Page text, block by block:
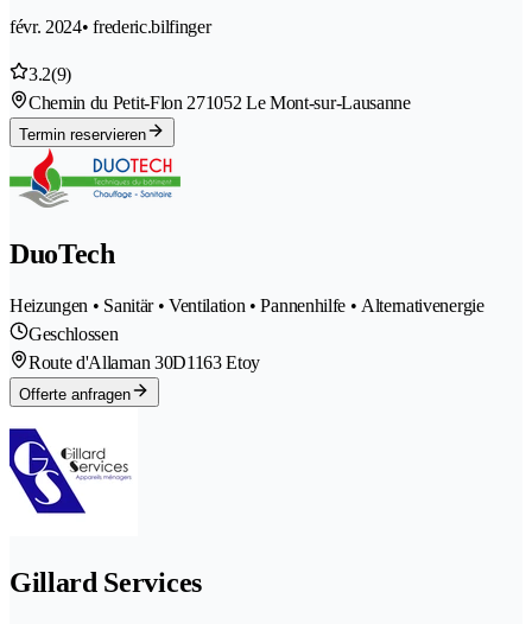
févr. 2024• frederic.bilfinger
3.2(9)
Chemin du Petit-Flon 271052 Le Mont-sur-Lausanne
Termin reservieren
DuoTech
Heizungen • Sanitär • Ventilation • Pannenhilfe • Alternativenergie
Geschlossen
Route d'Allaman 30D1163 Etoy
Offerte anfragen
Gillard Services